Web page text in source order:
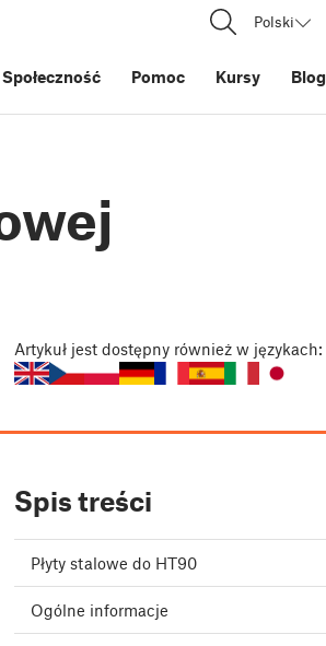
Polski
Społeczność Pomoc Kursy Blog
Artykuł jest dostępny również w językach:
Spis treści
Płyty stalowe do HT90
Ogólne informacje